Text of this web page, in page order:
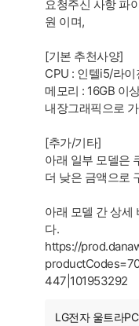
요청주신 사항 파
원 이며,
[기본 추천사양]
CPU : 인텔i5/라
메모리 : 16GB 이
내장그래픽으로
[추가/기타]
아래 일부 모델은
더 낮은 금액으로
아래 모델 간 상세
다.
https://
447|101953292
LG전자 울트라